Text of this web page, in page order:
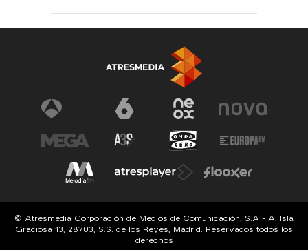
© Atresmedia Corporación de Medios de Comunicación, S.A - A. Isla
Graciosa 13, 28703, S.S. de los Reyes, Madrid. Reservados todos los
derechos